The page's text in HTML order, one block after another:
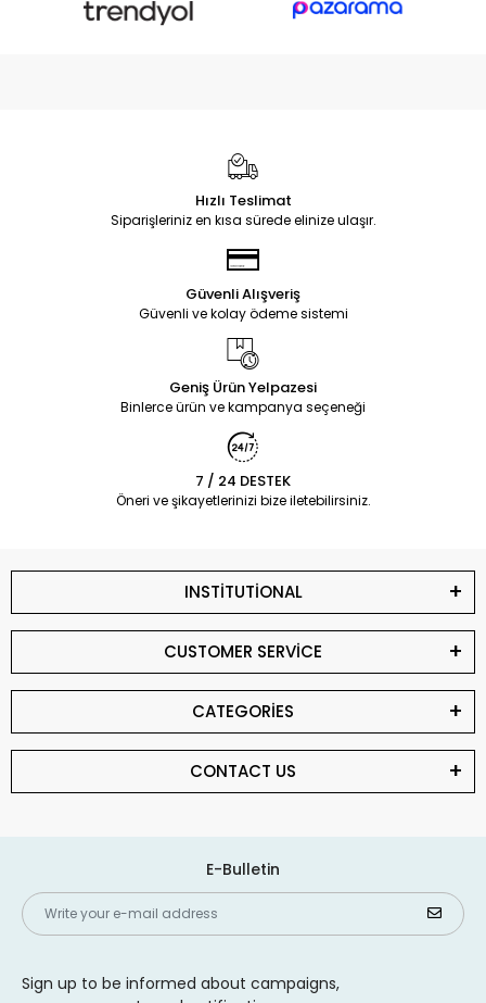
Hızlı Teslimat
Siparişleriniz en kısa sürede elinize ulaşır.
Güvenli Alışveriş
Güvenli ve kolay ödeme sistemi
Geniş Ürün Yelpazesi
Binlerce ürün ve kampanya seçeneği
7 / 24 DESTEK
Öneri ve şikayetlerinizi bize iletebilirsiniz.
INSTİTUTİONAL
CUSTOMER SERVİCE
CATEGORİES
CONTACT US
E-Bulletin
Sign up to be informed about campaigns,